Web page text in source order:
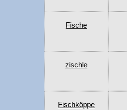
Fische
zischle
Fischköppe